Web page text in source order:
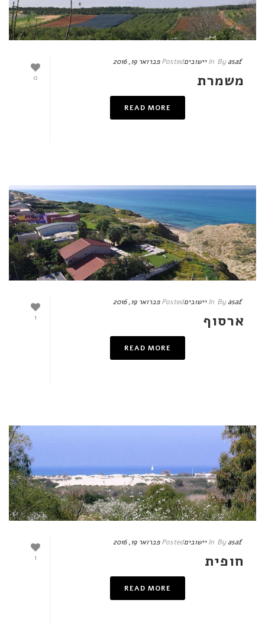
0
Byasaf
In יישוביםPosted פברואר 19, 2016
משמרת
READ MORE
1
Byasaf
In יישוביםPosted פברואר 19, 2016
ארסוף
READ MORE
1
Byasaf
In יישוביםPosted פברואר 19, 2016
חופית
READ MORE